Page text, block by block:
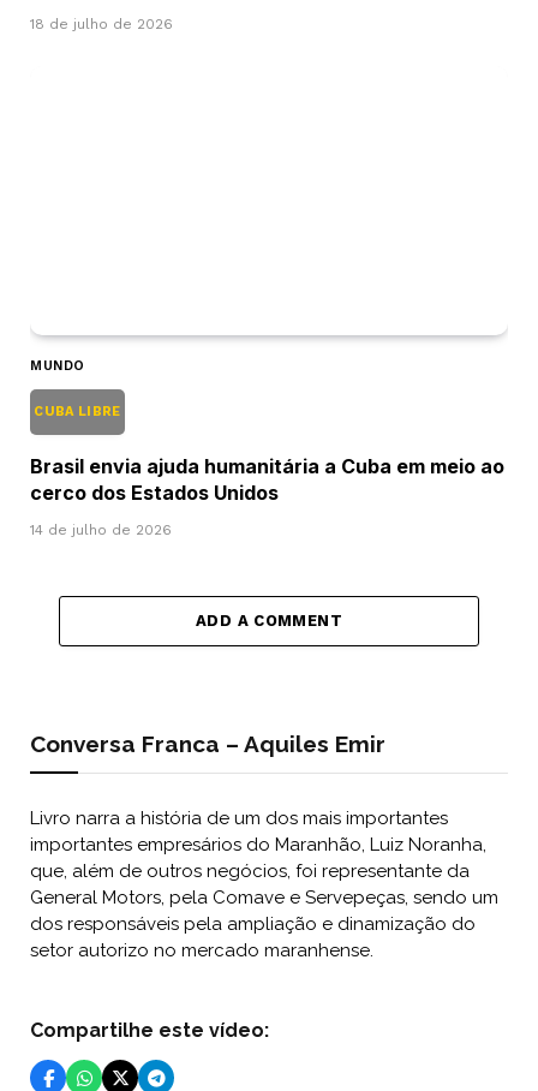
18 de julho de 2026
MUNDO
CUBA LIBRE
Brasil envia ajuda humanitária a Cuba em meio ao
cerco dos Estados Unidos
14 de julho de 2026
ADD A COMMENT
Conversa Franca – Aquiles Emir
Livro narra a história de um dos mais importantes
importantes empresários do Maranhão, Luiz Noranha,
que, além de outros negócios, foi representante da
General Motors, pela Comave e Servepeças, sendo um
dos responsáveis pela ampliação e dinamização do
setor autorizo no mercado maranhense.
Compartilhe este vídeo: